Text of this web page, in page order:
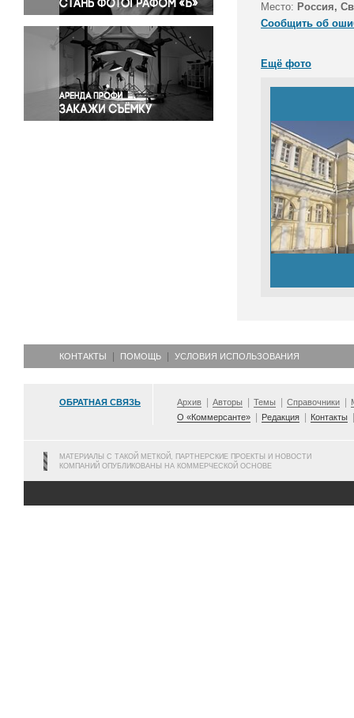
Религия
Светская жизнь
Спорт
Экология
Экономика и бизнес
Место: Россия,
Сообщить об
Ещё фото
КОНТАКТЫ ПОМОЩЬ УСЛОВИЯ ИСПОЛЬЗОВАНИЯ
ОБРАТНАЯ СВЯЗЬ Архив Авторы Темы Справочники
О «Коммерсанте»
Редакция Контакты
МАТЕРИАЛЫ С ТАКОЙ МЕТКОЙ, ПАРТНЕРСКИЕ ПРОЕКТЫ И НОВОСТИ
КОМПАНИЙ ОПУБЛИКОВАНЫ НА КОММЕРЧЕСКОЙ ОСНОВЕ